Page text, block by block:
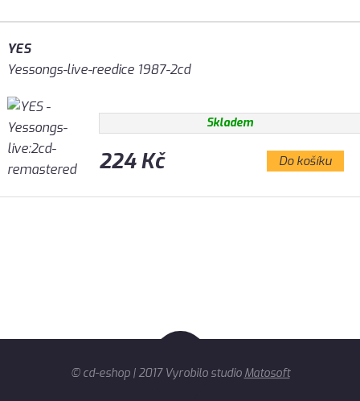
YES
Yessongs-live-reedice 1987-2cd
Skladem
224 Kč Do košíku
© cd-eshop | 2017 Vyrobilo studio Matosoft